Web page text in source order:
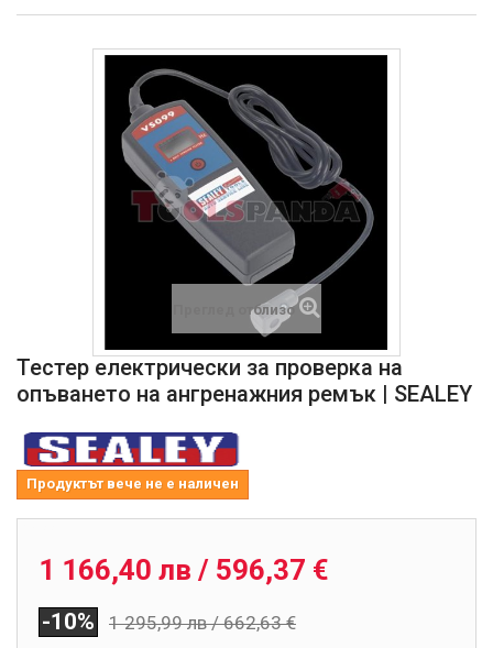
Преглед отблизо
Тестер електрически за проверка на
опъването на ангренажния ремък | SEALEY
Продуктът вече не е наличен
1 166,40 лв / 596,37 €
-10% 1 295,99 лв / 662,63 €